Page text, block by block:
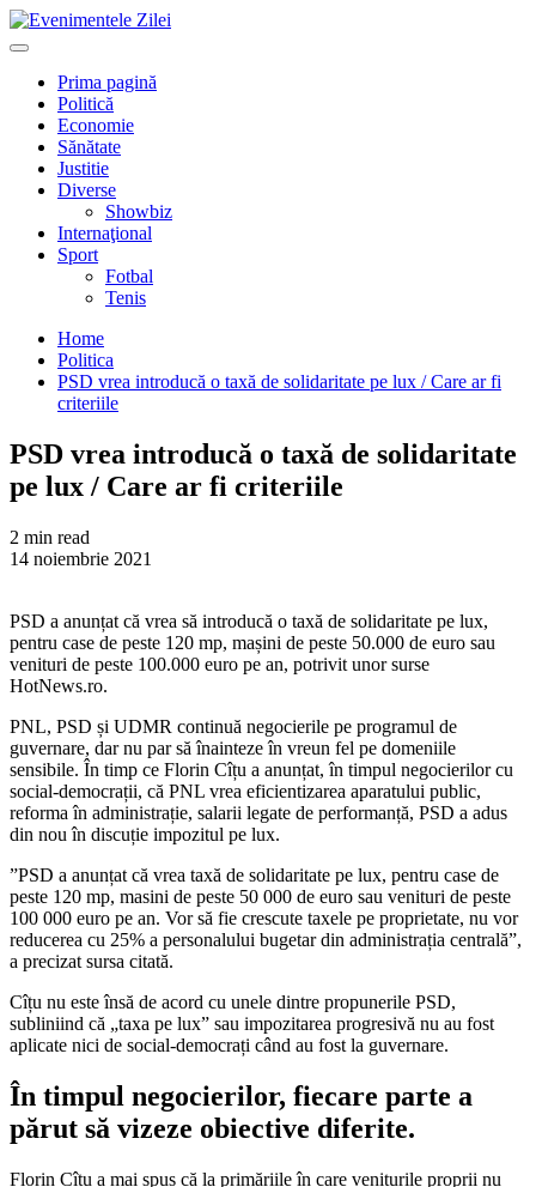
Mergi
la
Primary
Prima pagină
Politică
Economie
Sănătate
Justitie
Diverse
Showbiz
Internaţional
Sport
Fotbal
Tenis
Home
Politica
PSD vrea introducă o taxă de solidaritate pe lux / Care ar fi
criteriile
PSD vrea introducă o taxă de solidaritate
pe lux / Care ar fi criteriile
2 min read
14 noiembrie 2021
PSD a anunțat că vrea să introducă o taxă de solidaritate pe lux,
pentru case de peste 120 mp, mașini de peste 50.000 de euro sau
venituri de peste 100.000 euro pe an, potrivit unor surse
HotNews.ro.
PNL, PSD și UDMR continuă negocierile pe programul de
guvernare, dar nu par să înainteze în vreun fel pe domeniile
sensibile. În timp ce Florin Cîțu a anunțat, în timpul negocierilor cu
social-democrații, că PNL vrea eficientizarea aparatului public,
reforma în administrație, salarii legate de performanță, PSD a adus
din nou în discuție impozitul pe lux.
”PSD a anunțat că vrea taxă de solidaritate pe lux, pentru case de
peste 120 mp, masini de peste 50 000 de euro sau venituri de peste
100 000 euro pe an. Vor să fie crescute taxele pe proprietate, nu vor
reducerea cu 25% a personalului bugetar din administrația centrală”,
a precizat sursa citată.
Cîțu nu este însă de acord cu unele dintre propunerile PSD,
subliniind că „taxa pe lux” sau impozitarea progresivă nu au fost
aplicate nici de social-democrați când au fost la guvernare.
În timpul negocierilor, fiecare parte a
părut să vizeze obiective diferite.
Florin Cîțu a mai spus că la primăriile în care veniturile proprii nu